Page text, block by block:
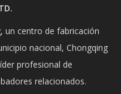
un centro de fabricación
nacional, Chongqing
profesional de
relacionados.